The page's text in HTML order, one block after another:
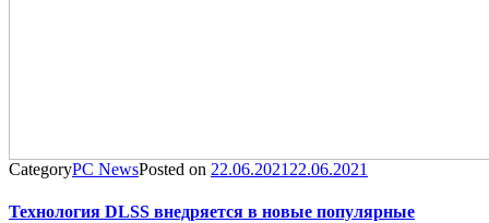
CategoryPC NewsPosted on 22.06.2021 22.06.2021
Технология DLSS внедряется в новые популярные